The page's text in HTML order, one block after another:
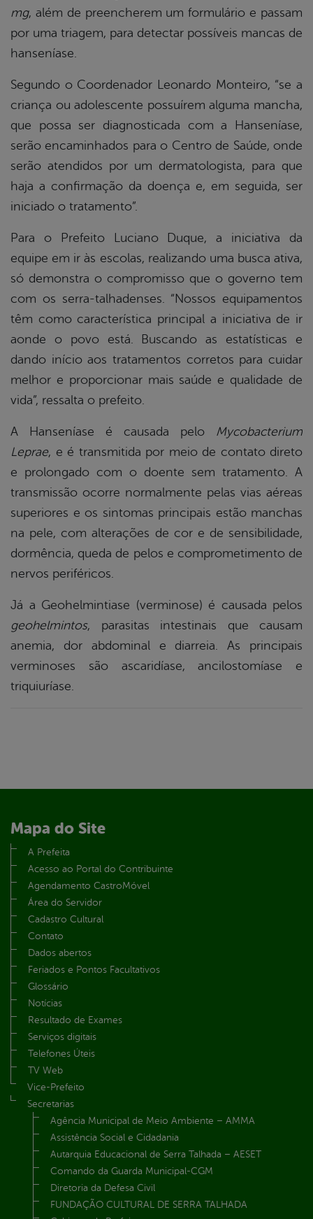
mg, além de preencherem um formulário e passam
por uma triagem, para detectar possíveis mancas de
hanseníase.
Segundo o Coordenador Leonardo Monteiro, “se a
criança ou adolescente possuírem alguma mancha,
que possa ser diagnosticada com a Hanseníase,
serão encaminhados para o Centro de Saúde, onde
serão atendidos por um dermatologista, para que
haja a confirmação da doença e, em seguida, ser
iniciado o tratamento”.
Para o Prefeito Luciano Duque, a iniciativa da
equipe em ir às escolas, realizando uma busca ativa,
só demonstra o compromisso que o governo tem
com os serra-talhadenses. “Nossos equipamentos
têm como característica principal a iniciativa de ir
aonde o povo está. Buscando as estatísticas e
dando início aos tratamentos corretos para cuidar
melhor e proporcionar mais saúde e qualidade de
vida”, ressalta o prefeito.
A Hanseníase é causada pelo Mycobacterium
Leprae, e é transmitida por meio de contato direto
e prolongado com o doente sem tratamento. A
transmissão ocorre normalmente pelas vias aéreas
superiores e os sintomas principais estão manchas
na pele, com alterações de cor e de sensibilidade,
dormência, queda de pelos e comprometimento de
nervos periféricos.
Já a Geohelmintiase (verminose) é causada pelos
geohelmintos, parasitas intestinais que causam
anemia, dor abdominal e diarreia. As principais
verminoses são ascaridíase, ancilostomíase e
triquiuríase.
Mapa do Site
A Prefeita
Acesso ao Portal do Contribuinte
Agendamento CastroMóvel
Área do Servidor
Cadastro Cultural
Contato
Dados abertos
Feriados e Pontos Facultativos
Glossário
Notícias
Resultado de Exames
Serviços digitais
Telefones Úteis
TV Web
Vice-Prefeito
Secretarias
Agência Municipal de Meio Ambiente – AMMA
Assistência Social e Cidadania
Autarquia Educacional de Serra Talhada – AESET
Comando da Guarda Municipal-CGM
Diretoria da Defesa Civil
FUNDAÇÃO CULTURAL DE SERRA TALHADA